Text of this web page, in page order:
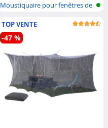
Moustiquaire pour fenêtres de
TOP VENTE
-47 %